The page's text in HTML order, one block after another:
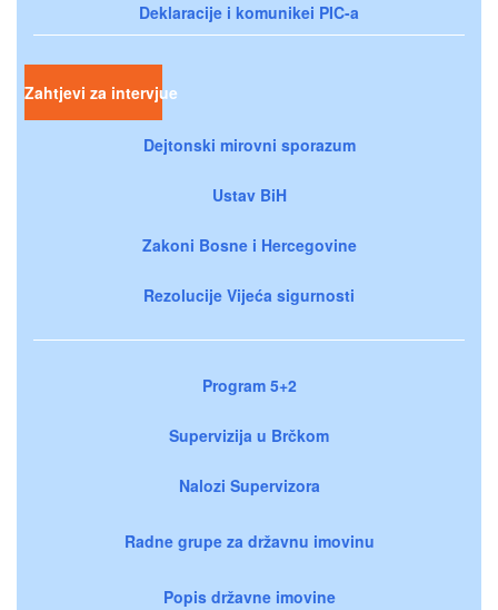
Deklaracije i komunikei PIC-a
Zahtjevi za intervjue
Dejtonski mirovni sporazum
Ustav BiH
Zakoni Bosne i Hercegovine
Rezolucije Vijeća sigurnosti
Program 5+2
Supervizija u Brčkom
Nalozi Supervizora
Radne grupe za državnu imovinu
Popis državne imovine